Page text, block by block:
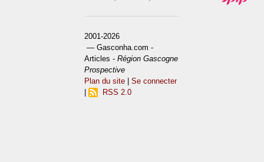
2001-2026
— Gasconha.com -
Articles -Région Gascogne
Prospective
Plan du site |Se connecter
|
RSS 2.0